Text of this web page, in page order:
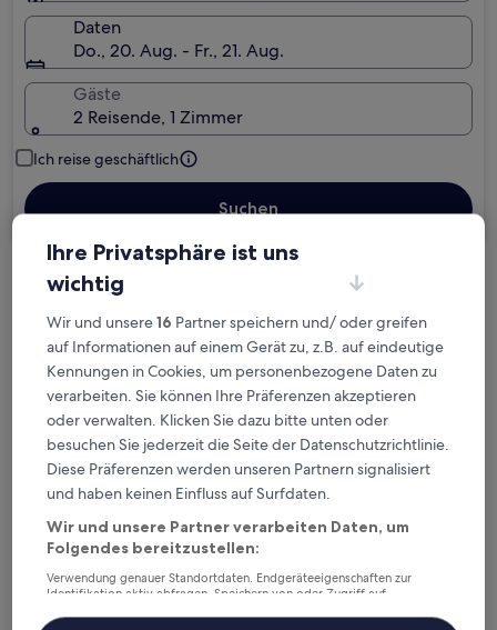
Daten
Do., 20. Aug. - Fr., 21. Aug.
Gäste
2 Reisende, 1 Zimmer
Ich reise geschäftlich
Suchen
Kostenlose Stornierung bei
Planänderungen
Verdiene Prämien für jede
wahrgenommene Übernachtung
Mehr sparen mit Preisen für Mitglieder
Überprüfe die Preise für diese Daten
Heute
6. Aug. - 7. Aug.
Morgen
7. Aug. - 8. Aug.
Ihre Privatsphäre ist uns
wichtig
Wir und unsere16 Partner speichern und/ oder greifen
auf Informationen auf einem Gerät zu, z.B. auf eindeutige
Kennungen in Cookies, um personenbezogene Daten zu
verarbeiten. Sie können Ihre Präferenzen akzeptieren
oder verwalten. Klicken Sie dazu bitte unten oder
besuchen Sie jederzeit die Seite der Datenschutzrichtlinie.
Diese Präferenzen werden unseren Partnern signalisiert
und haben keinen Einfluss auf Surfdaten.
Wir und unsere Partner verarbeiten Daten, um
Folgendes bereitzustellen:
Verwendung genauer Standortdaten. Endgeräteeigenschaften zur
Identifikation aktiv abfragen. Speichern von oder Zugriff auf
Inhalte, Messung von Werbeleistung und der Performance von Inhalten,